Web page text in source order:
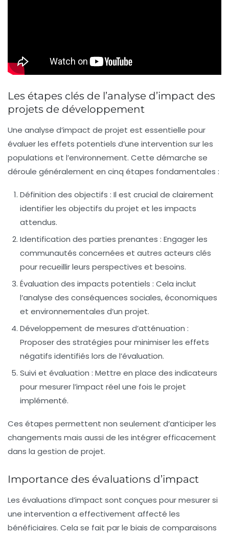
Les étapes clés de l’analyse d’impact des
projets de développement
Une analyse d’impact de projet est essentielle pour
évaluer les effets potentiels d’une intervention sur les
populations et l’environnement. Cette démarche se
déroule généralement en cinq étapes fondamentales :
Définition des objectifs : Il est crucial de clairement
identifier les objectifs du projet et les impacts
attendus.
Identification des parties prenantes : Engager les
communautés concernées et autres acteurs clés
pour recueillir leurs perspectives et besoins.
Évaluation des impacts potentiels : Cela inclut
l’analyse des conséquences sociales, économiques
et environnementales d’un projet.
Développement de mesures d’atténuation :
Proposer des stratégies pour minimiser les effets
négatifs identifiés lors de l’évaluation.
Suivi et évaluation : Mettre en place des indicateurs
pour mesurer l’impact réel une fois le projet
implémenté.
Ces étapes permettent non seulement d’anticiper les
changements mais aussi de les intégrer efficacement
dans la gestion de projet.
Importance des évaluations d’impact
Les évaluations d’impact sont conçues pour mesurer si
une intervention a effectivement affecté les
bénéficiaires. Cela se fait par le biais de comparaisons